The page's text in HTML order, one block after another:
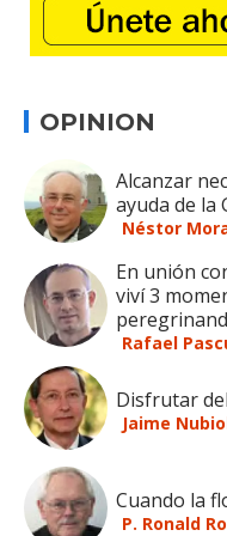
OPINION
Alcanzar
ayuda de la
Néstor
En unión
viví 3
Rafael
Disfrutar
Jaime
Cuando la
P. Ronald